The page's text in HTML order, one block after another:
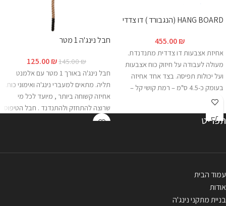
HANG BOARD (הנגבורד ) דו צדדי
455.00₪
אחיזת אצבעות דו צדדית מתנדנדת.
מעולה לעבודה על חיזוק כוח אצבעות
ועל יכולות תפיסה. בצד אחד אחיזה
בעומק כ-4.5 ס"מ – רמת קושי קל –
חבל נינג'ה 1 מטר
145.00₪
125.00₪
חבל נינג'ה באורך 1 מטר עם אלמנט
תליה. מתאים למעברי נינג'ה ואימוני כוח.
אחיזה קשוחה ביותר , מיועד לכל מי
שרוצה להתחזק ולהתנדנד . חבל הטיפוס
רצועות לחצוכאן.**התמונה להמחשה
תפריט
עמוד הבית
אודות
בניית מתקני נינג'ה